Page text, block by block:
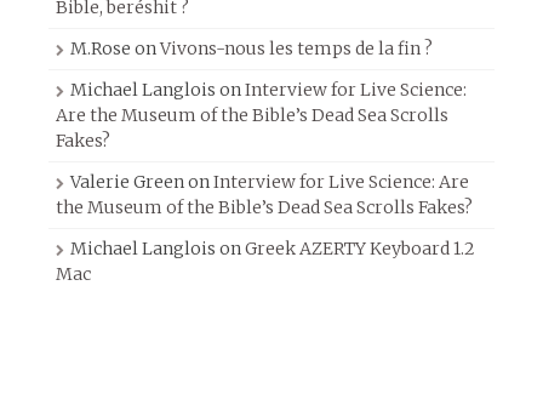
Bible, beréshit ?
M.Rose onVivons-nous les temps de la fin ?
Michael Langlois onInterview for Live Science:
Are the Museum of the Bible’s Dead Sea Scrolls
Fakes?
Valerie GreenonInterview for Live Science: Are
the Museum of the Bible’s Dead Sea Scrolls Fakes?
Michael Langlois onGreek AZERTY Keyboard 1.2
Mac